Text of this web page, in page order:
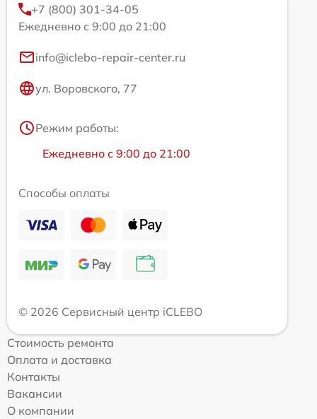
+7 (800) 301-34-05
Ежедневно с 9:00 до 21:00
info@iclebo-repair-center.ru
ул. Воровского, 77
Режим работы:
Ежедневно с 9:00 до 21:00
Способы оплаты
© 2026 Сервисный центр iCLEBO
Стоимость ремонта
Оплата и доставка
Контакты
Вакансии
О компании